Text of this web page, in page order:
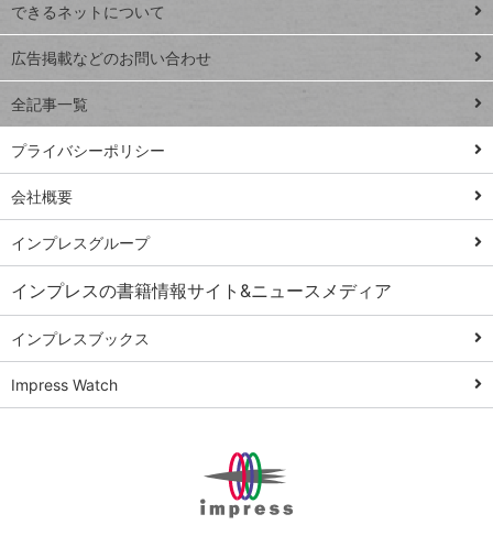
close
閉じ
る
Excel Q&A
トイアンナ流仕
事術
PowerAutomate
ではじめる業務
の完全自動化
AI議事録作成術
Windows 11
Q&A
Teams踏み込み
活用術
Excel講師の仕事
術
できるネットについて
広告掲載などのお問い合わせ
全記事一覧
プライバシーポリシー
会社概要
インプレスグループ
インプレスの書籍情報サイト&ニュースメディア
インプレスブックス
Impress Watch